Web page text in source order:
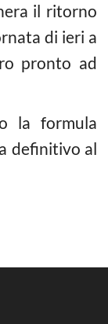
il ritorno
di ieri a
pronto ad
la formula
definitivo al